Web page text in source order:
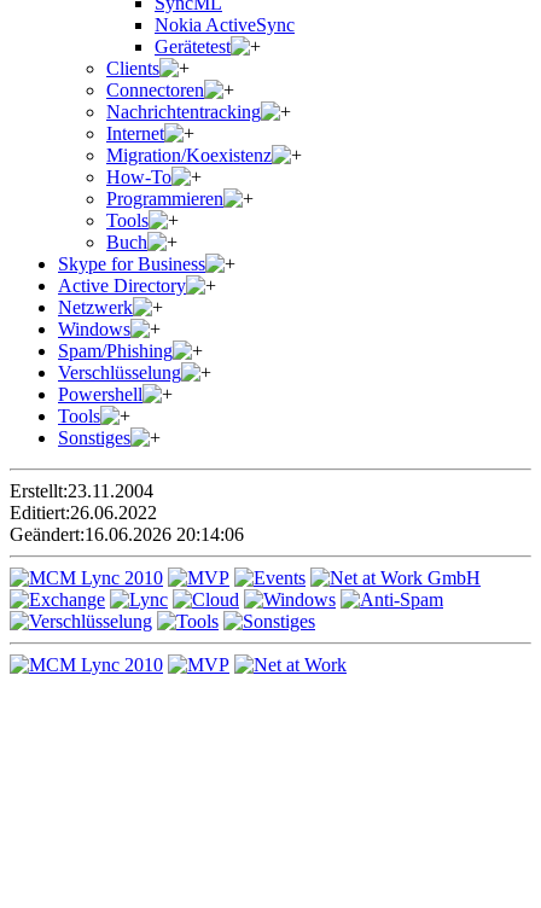
Nokia ActiveSync
Gerätetest
Clients
Connectoren
Nachrichtentracking
Internet
Migration/Koexistenz
How-To
Programmieren
Tools
Buch
Skype for Business
Active Directory
Netzwerk
Windows
Spam/Phishing
Verschlüsselung
Powershell
Tools
Sonstiges
Erstellt:23.11.2004
Editiert:26.06.2022
Geändert:16.06.2026 20:14:06